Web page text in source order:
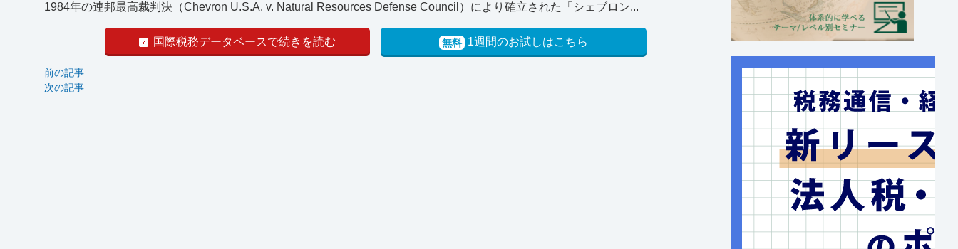
1984年の連邦最高裁判決（Chevron U.S.A. v. Natural Resources Defense Council）により確立された「シェブロン...
国際税務データベースで続きを読む 無料 1週間のお試しはこちら
前の記事
次の記事